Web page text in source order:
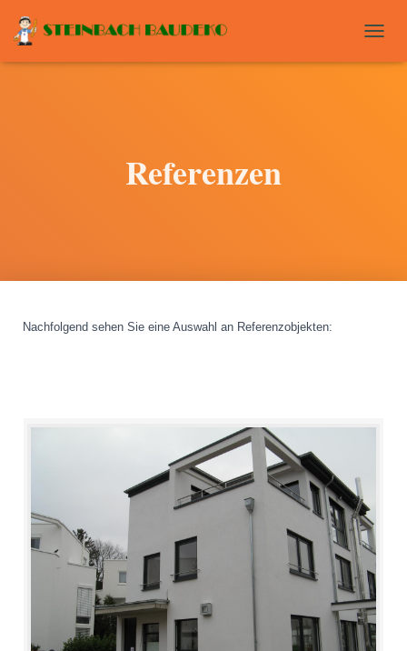
O
Referenzen
Nachfolgend sehen Sie eine Auswahl an Referenzobjekten: